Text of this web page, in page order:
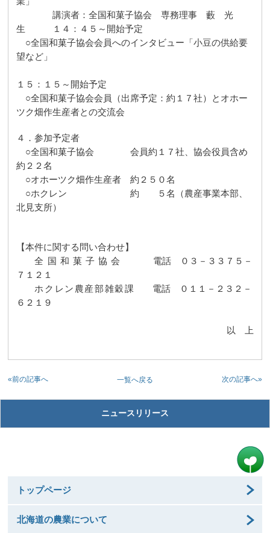
講演者：全国和菓子協会 専務理事 藪 光
生 １４：４５～開始予定
○全国和菓子協会会員へのインタビュー「小豆の供給要
望など」
１５：１５～開始予定
○全国和菓子協会会員（出席予定：約１７社）とオホー
ツク畑作生産者との交流会
４．参加予定者
○全国和菓子協会 会員約１７社、協会役員含め
約２２名
○オホーツク畑作生産者 約２５０名
○ホクレン 約 ５名（農産事業本部、
北見支所）
【本件に関する問い合わせ】
全国和菓子協会
電話 ０３－３３７５－
７１２１
ホクレン農産部雑穀課
電話 ０１１－２３２－
６２１９
以 上
一覧へ戻る
«前の記事へ 次の記事へ»
ニュースリリース
トップページ
北海道の農業について